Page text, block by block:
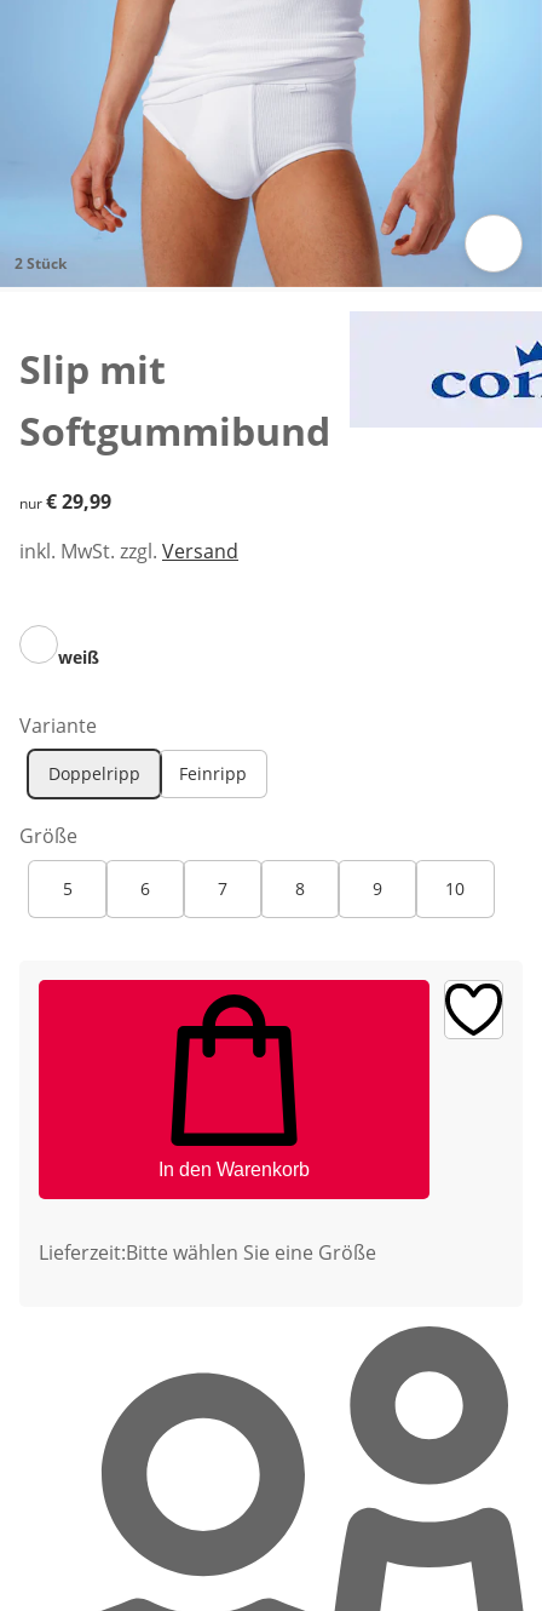
2 Stück
Slip mit
Softgummibund
€ 29,99
nur€ 29,99
inkl. MwSt. zzgl. Versand
weiß
Variante
Doppelripp Feinripp
Größe
5 6 7 8 9 10
In den Warenkorb
Lieferzeit:Bitte wählen Sie eine Größe